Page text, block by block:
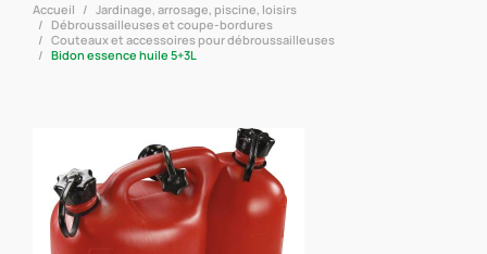
Accueil
Jardinage, arrosage, piscine, loisirs
Débroussailleuses et coupe-bordures
Couteaux et accessoires pour débroussailleuses
Bidon essence huile 5+3L